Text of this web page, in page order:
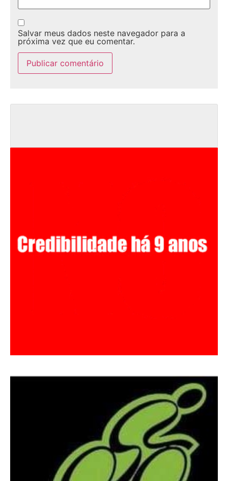
Salvar meus dados neste navegador para a
próxima vez que eu comentar.